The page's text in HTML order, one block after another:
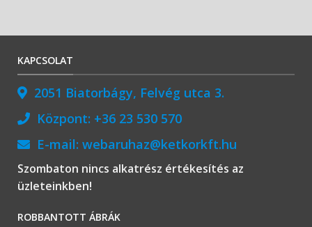
KAPCSOLAT
2051 Biatorbágy, Felvég utca 3.
Központ: +36 23 530 570
E-mail: webaruhaz@ketkorkft.hu
Szombaton nincs alkatrész értékesítés az
üzleteinkben!
ROBBANTOTT ÁBRÁK